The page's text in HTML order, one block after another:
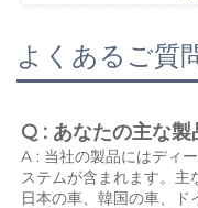
よくあるご質
Q : あなたの主な製
A : 当社の製品にはディ
ステムが含まれます。主
日本の車、韓国の車、ド